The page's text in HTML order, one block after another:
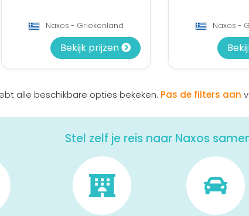
Naxos - Griekenland
Bekijk prijzen
Naxos -
alle beschikbare opties bekeken. Pas de filters aan
Stel zelf je reis naar Naxos